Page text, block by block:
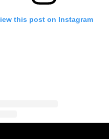
this post on Instagram